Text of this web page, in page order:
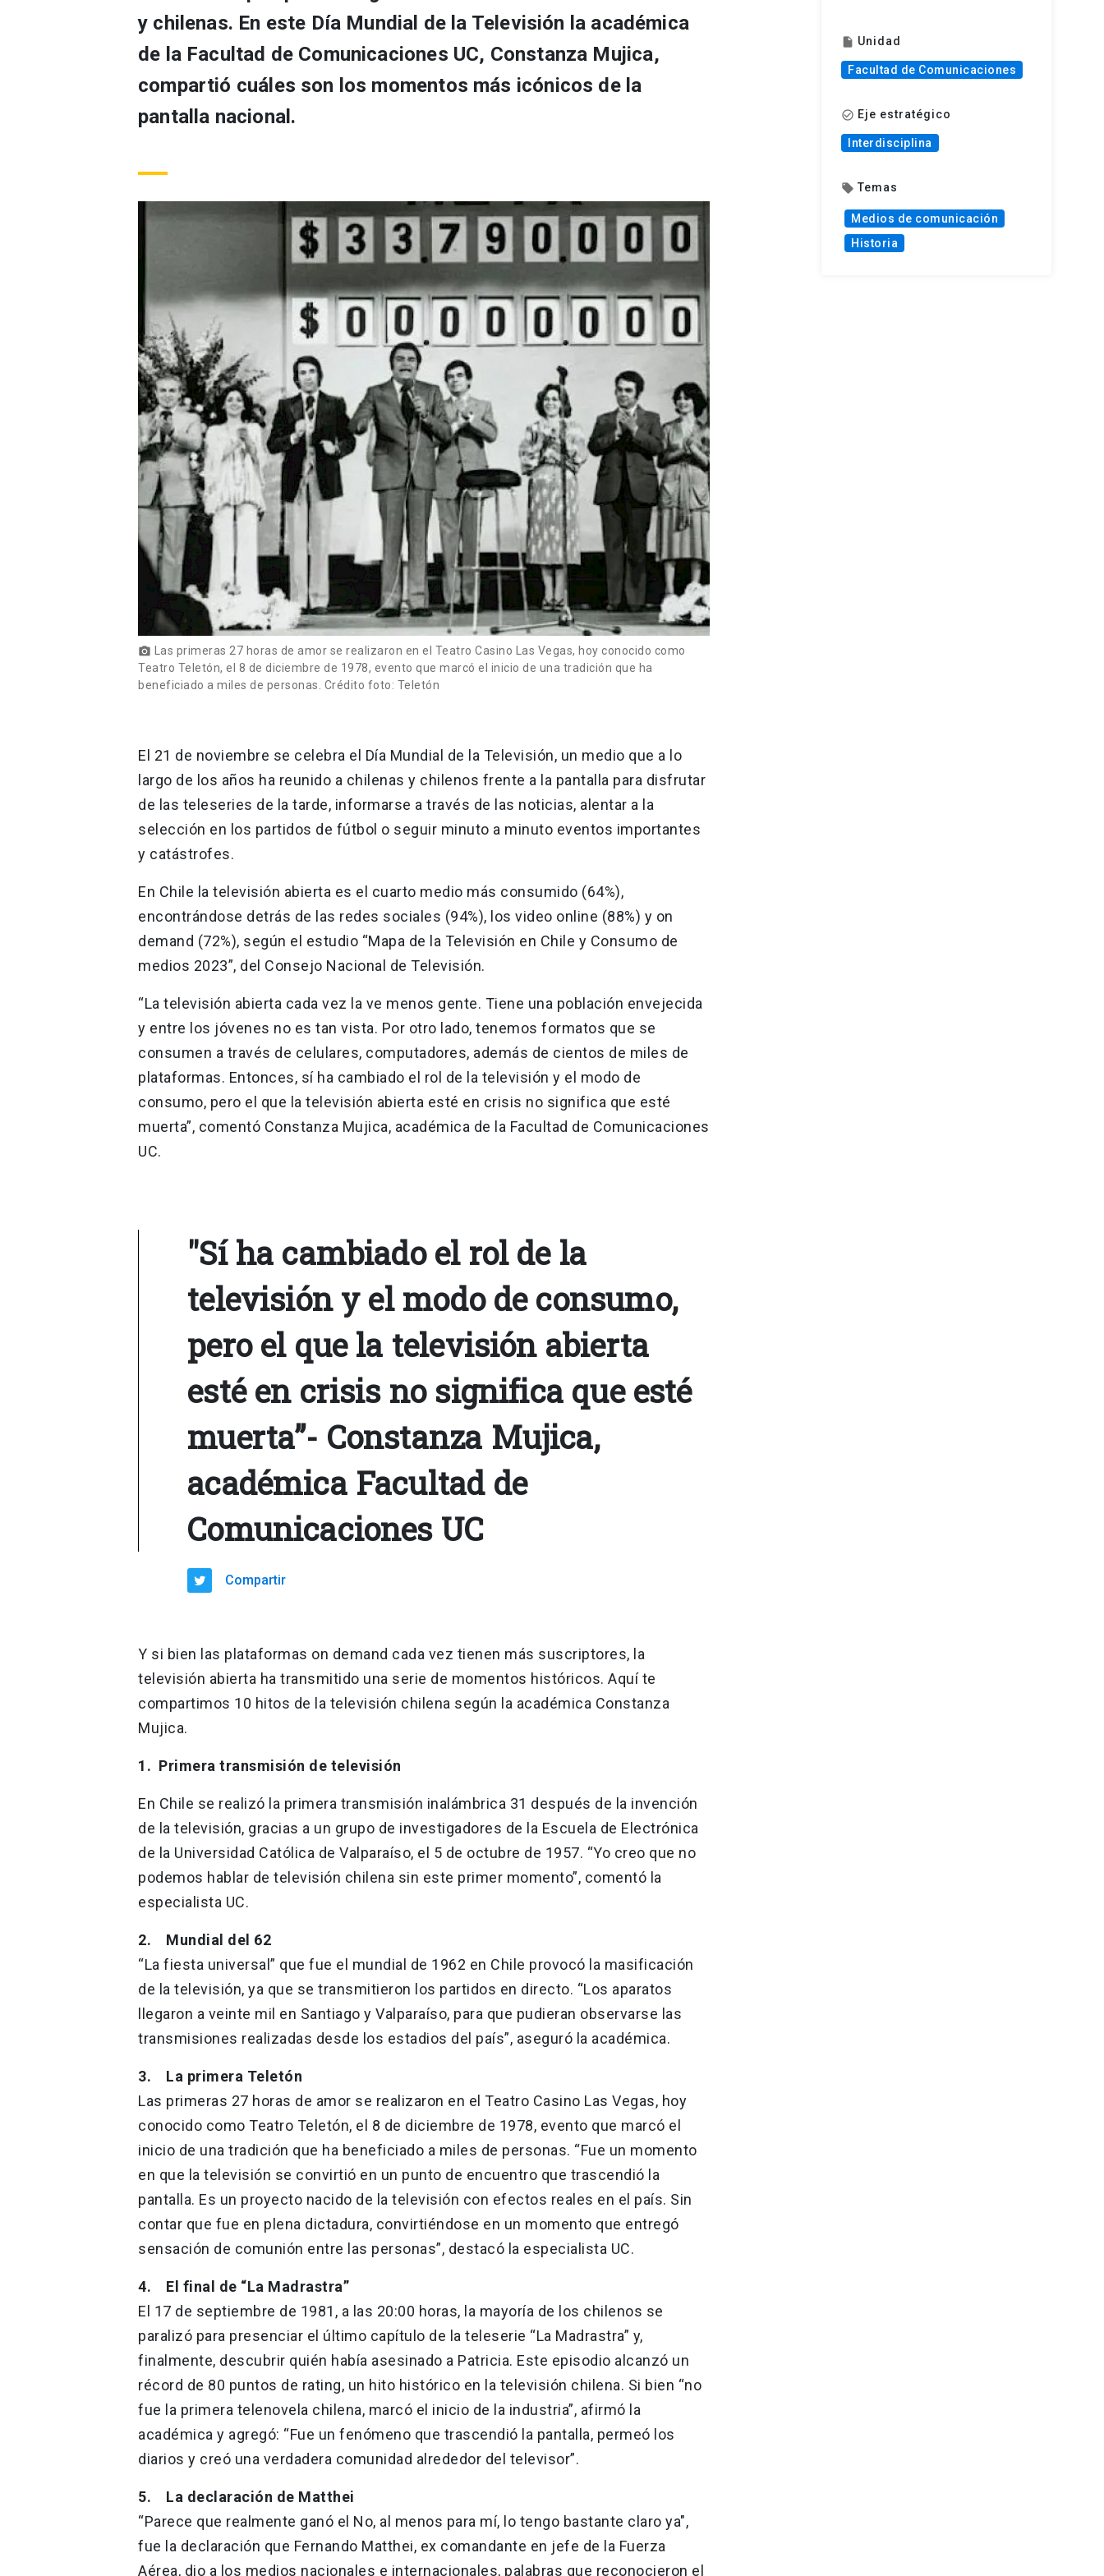
y chilenas. En este Día Mundial de la Televisión la académica
de la Facultad de Comunicaciones UC, Constanza Mujica,
compartió cuáles son los momentos más icónicos de la
pantalla nacional.
photo_camera Las primeras 27 horas de amor se realizaron en el Teatro Casino Las Vegas, hoy conocido como
Teatro Teletón, el 8 de diciembre de 1978, evento que marcó el inicio de una tradición que ha
beneficiado a miles de personas. Crédito foto: Teletón
El 21 de noviembre se celebra el Día Mundial de la Televisión, un medio que a lo
largo de los años ha reunido a chilenas y chilenos frente a la pantalla para disfrutar
de las teleseries de la tarde, informarse a través de las noticias, alentar a la
selección en los partidos de fútbol o seguir minuto a minuto eventos importantes
y catástrofes.
En Chile la televisión abierta es el cuarto medio más consumido (64%),
encontrándose detrás de las redes sociales (94%), los video online (88%) y on
demand (72%), según el estudio “Mapa de la Televisión en Chile y Consumo de
medios 2023”, del Consejo Nacional de Televisión.
“La televisión abierta cada vez la ve menos gente. Tiene una población envejecida
y entre los jóvenes no es tan vista. Por otro lado, tenemos formatos que se
consumen a través de celulares, computadores, además de cientos de miles de
plataformas. Entonces, sí ha cambiado el rol de la televisión y el modo de
consumo, pero el que la televisión abierta esté en crisis no significa que esté
muerta”, comentó Constanza Mujica, académica de la Facultad de Comunicaciones
UC.
"Sí ha cambiado el rol de la
televisión y el modo de consumo,
pero el que la televisión abierta
esté en crisis no significa que esté
muerta”- Constanza Mujica,
académica Facultad de
Comunicaciones UC
Compartir
Y si bien las plataformas on demand cada vez tienen más suscriptores, la
televisión abierta ha transmitido una serie de momentos históricos. Aquí te
compartimos 10 hitos de la televisión chilena según la académica Constanza
Mujica.
1. Primera transmisión de televisión
En Chile se realizó la primera transmisión inalámbrica 31 después de la invención
de la televisión, gracias a un grupo de investigadores de la Escuela de Electrónica
de la Universidad Católica de Valparaíso, el 5 de octubre de 1957. “Yo creo que no
podemos hablar de televisión chilena sin este primer momento”, comentó la
especialista UC.
2. Mundial del 62
“La fiesta universal” que fue el mundial de 1962 en Chile provocó la masificación
de la televisión, ya que se transmitieron los partidos en directo. “Los aparatos
llegaron a veinte mil en Santiago y Valparaíso, para que pudieran observarse las
transmisiones realizadas desde los estadios del país”, aseguró la académica.
3. La primera Teletón
Las primeras 27 horas de amor se realizaron en el Teatro Casino Las Vegas, hoy
conocido como Teatro Teletón, el 8 de diciembre de 1978, evento que marcó el
inicio de una tradición que ha beneficiado a miles de personas. “Fue un momento
en que la televisión se convirtió en un punto de encuentro que trascendió la
pantalla. Es un proyecto nacido de la televisión con efectos reales en el país. Sin
contar que fue en plena dictadura, convirtiéndose en un momento que entregó
sensación de comunión entre las personas”, destacó la especialista UC.
4. El final de “La Madrastra”
El 17 de septiembre de 1981, a las 20:00 horas, la mayoría de los chilenos se
paralizó para presenciar el último capítulo de la teleserie “La Madrastra” y,
finalmente, descubrir quién había asesinado a Patricia. Este episodio alcanzó un
récord de 80 puntos de rating, un hito histórico en la televisión chilena. Si bien “no
fue la primera telenovela chilena, marcó el inicio de la industria”, afirmó la
académica y agregó: “Fue un fenómeno que trascendió la pantalla, permeó los
diarios y creó una verdadera comunidad alrededor del televisor”.
5. La declaración de Matthei
“Parece que realmente ganó el No, al menos para mí, lo tengo bastante claro ya",
fue la declaración que Fernando Matthei, ex comandante en jefe de la Fuerza
Aérea, dio a los medios nacionales e internacionales, palabras que reconocieron el
insert_drive_file Unidad
Facultad de Comunicaciones
check_circle_outline Eje estratégico
Interdisciplina
local_offer Temas
Medios de comunicación
Historia